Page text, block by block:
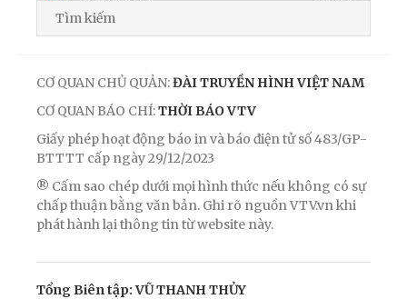
CƠ QUAN CHỦ QUẢN:ĐÀI TRUYỀN HÌNH VIỆT NAM
CƠ QUAN BÁO CHÍ:THỜI BÁO VTV
Giấy phép hoạt động báo in và báo điện tử số 483/GP-
BTTTT cấp ngày 29/12/2023
® Cấm sao chép dưới mọi hình thức nếu không có sự
chấp thuận bằng văn bản. Ghi rõ nguồn VTV.vn khi
phát hành lại thông tin từ website này.
Tổng Biên tập: VŨ THANH THỦY